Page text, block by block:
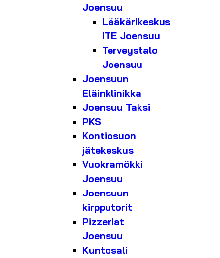
Joensuu
Lääkärikeskus
ITE Joensuu
Terveystalo
Joensuu
Joensuun
Eläinklinikka
Joensuu Taksi
PKS
Kontiosuon
jätekeskus
Vuokramökki
Joensuu
Joensuun
kirpputorit
Pizzeriat
Joensuu
Kuntosali